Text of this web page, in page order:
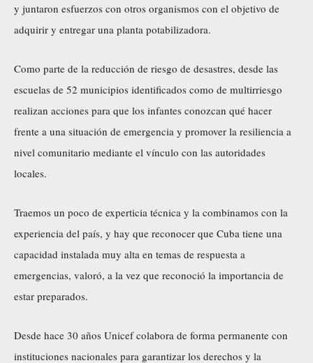
y juntaron esfuerzos con otros organismos con el objetivo de
adquirir y entregar una planta potabilizadora.
Como parte de la reducción de riesgo de desastres, desde las
escuelas de 52 municipios identificados como de multirriesgo
realizan acciones para que los infantes conozcan qué hacer
frente a una situación de emergencia y promover la resiliencia a
nivel comunitario mediante el vínculo con las autoridades
locales.
Traemos un poco de experticia técnica y la combinamos con la
experiencia del país, y hay que reconocer que Cuba tiene una
capacidad instalada muy alta en temas de respuesta a
emergencias, valoró, a la vez que reconoció la importancia de
estar preparados.
Desde hace 30 años Unicef colabora de forma permanente con
instituciones nacionales para garantizar los derechos y la